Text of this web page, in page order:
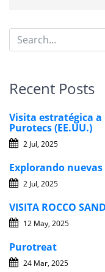
Recent Posts
Visita estratégica a
Purotecs (EE.UU.)
2 Jul, 2025
Explorando
2 Jul, 2025
VISITA ROCCO
12 May, 2025
Purotreat
24 Mar, 2025